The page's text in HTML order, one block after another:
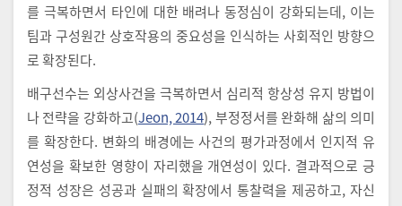
를 극복하면서 타인에 대한 배려나 동정심이 강화되는데, 이는
팀과 구성원간 상호작용의 중요성을 인식하는 사회적인 방향으
로 확장된다.
배구선수는 외상사건을 극복하면서 심리적 항상성 유지 방법이
나 전략을 강화하고(Jeon, 2014), 부정정서를 완화해 삶의 의미
를 확장한다. 변화의 배경에는 사건의 평가과정에서 인지적 유
연성을 확보한 영향이 자리했을 개연성이 있다. 결과적으로 긍
정적 성장은 성공과 실패의 확장에서 통찰력을 제공하고, 자신